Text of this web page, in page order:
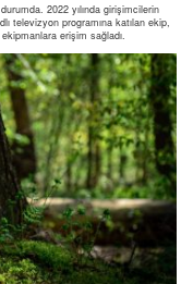
2022 yılında girişimcilerin
televizyon programına katılan ekip,
erişim sağladı.